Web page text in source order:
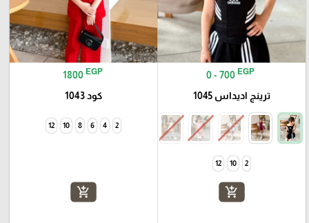
0 - 700 EGP
ترينج اديداس 1045
2
10
12
add_shopping_cart
1800 EGP
كود 1043
2
4
6
8
10
12
add_shopping_cart